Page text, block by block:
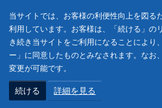
当サイトでは、お客様の利便性向上を図る
利用しています。お客様は、「続ける」の
き続き当サイトをご利用になることにより
ー」に同意したものとみなされます。なお
変更が可能です。
続ける 詳細を見る